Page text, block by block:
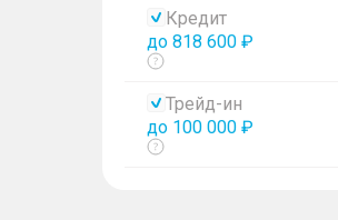
Кредит
до 818 600 ₽
Показать
Трейд-ин
до 100 000 ₽
Показать